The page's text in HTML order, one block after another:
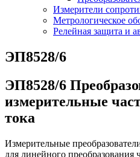
Измерители
Метрологическое
Релейная защита и
ЭП8528/6
ЭП8528/6
измерительные
тока
Измерительные
для линейного преобразования